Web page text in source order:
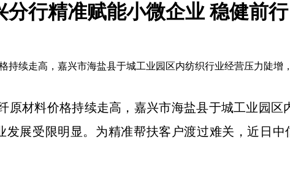
行精准赋能小微企业 稳健前行
持续走高，嘉兴市海盐县于城工业园区内纺织行业经营压力陡增
原材料价格持续走高，嘉兴市海盐县于城工业园区
展受限明显。 为精准帮扶客户渡过难关，近日